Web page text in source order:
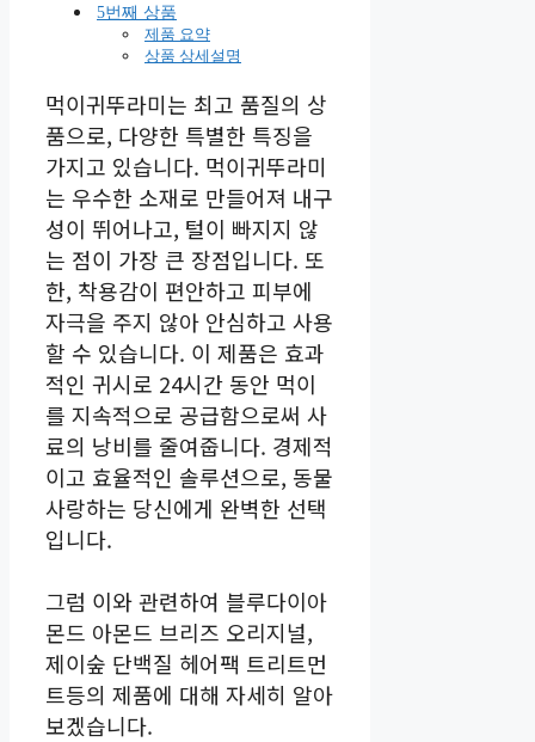
5번째 상품
제품 요약
상품 상세설명
먹이귀뚜라미는 최고 품질의 상
품으로, 다양한 특별한 특징을
가지고 있습니다. 먹이귀뚜라미
는 우수한 소재로 만들어져 내구
성이 뛰어나고, 털이 빠지지 않
는 점이 가장 큰 장점입니다. 또
한, 착용감이 편안하고 피부에
자극을 주지 않아 안심하고 사용
할 수 있습니다. 이 제품은 효과
적인 귀시로 24시간 동안 먹이
를 지속적으로 공급함으로써 사
료의 낭비를 줄여줍니다. 경제적
이고 효율적인 솔루션으로, 동물
사랑하는 당신에게 완벽한 선택
입니다.
그럼 이와 관련하여 블루다이아
몬드 아몬드 브리즈 오리지널,
제이숲 단백질 헤어팩 트리트먼
트등의 제품에 대해 자세히 알아
보겠습니다.